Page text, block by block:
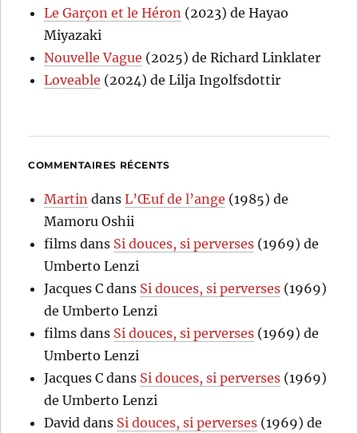
Le Garçon et le Héron (2023) de Hayao
Miyazaki
Nouvelle Vague (2025) de Richard Linklater
Loveable (2024) de Lilja Ingolfsdottir
COMMENTAIRES RÉCENTS
Martin dansL’Œuf de l’ange (1985) de
Mamoru Oshii
films dans Si douces, si perverses (1969) de
Umberto Lenzi
Jacques C dans Si douces, si perverses (1969)
de Umberto Lenzi
films dans Si douces, si perverses (1969) de
Umberto Lenzi
Jacques C dans Si douces, si perverses (1969)
de Umberto Lenzi
David dans Si douces, si perverses (1969) de